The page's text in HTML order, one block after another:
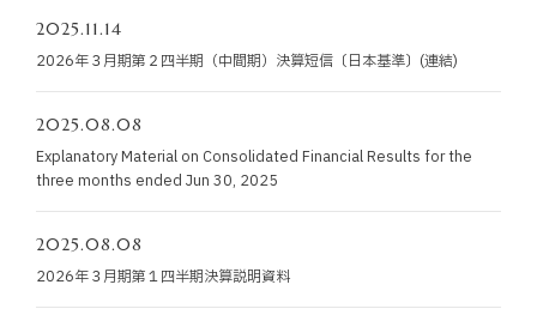
お知らせ
お役立ちコラム
お問い合わせ
2025.11.14
2026年３月期第２四半期（中間期）決算短信〔日本基準〕(連結)
2025.08.08
Explanatory Material on Consolidated Financial Results for the
three months ended Jun 30, 2025
2025.08.08
2026年３月期第１四半期決算説明資料